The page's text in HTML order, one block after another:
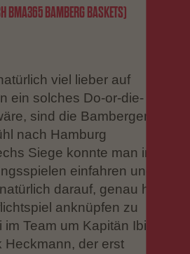
BMA365 BAMBERG BASKETS)
viel lieber auf
ein solches Do-or-die-
sind die Bamberger mit
nach Hamburg
Siege konnte man in
einfahren und
darauf, genau hier
anknüpfen zu
im Team um Kapitän Ibi
Heckmann, der erst